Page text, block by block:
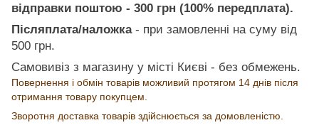
відправки поштою - 300 грн (100% передплата).
Післяплата/наложка- при замовленні на суму від
500 грн.
Самовивіз з магазину у місті Києві - без обмежень.
Повернення і обмін товарів можливий протягом 14 днів після
отримання товару покупцем.
Зворотня доставка товарів здійснюється за домовленістю.